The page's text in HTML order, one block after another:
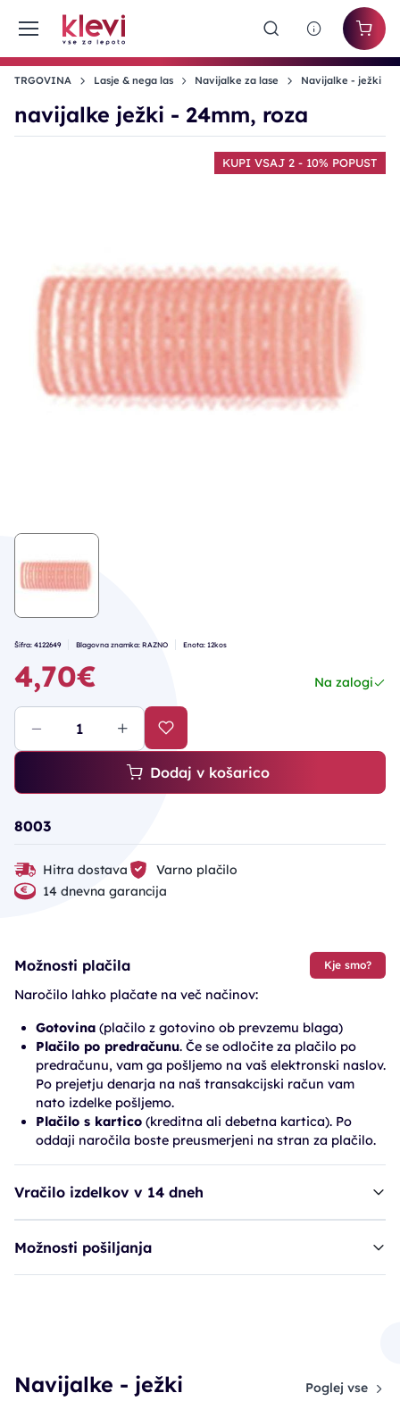
TRGOVINA Lasje & nega las Navijalke za lase Navijalke - ježki
navijalke ježki - 24mm, roza
KUPI VSAJ 2 - 10% POPUST
Šifra: 4122649 Blagovna znamka: RAZNO Enota: 12kos
4,70€ Na zalogi
Dodaj v košarico
8003
Hitra dostava
Varno plačilo
14 dnevna garancija
Možnosti plačila Kje smo?
Naročilo lahko plačate na več načinov:
Gotovina (plačilo z gotovino ob prevzemu blaga)
Plačilo po predračunu. Če se odločite za plačilo po
predračunu, vam ga pošljemo na vaš elektronski naslov.
Po prejetju denarja na naš transakcijski račun vam
nato izdelke pošljemo.
Plačilo s kartico (kreditna ali debetna kartica). Po
oddaji naročila boste preusmerjeni na stran za plačilo.
Vračilo izdelkov v 14 dneh
Možnosti pošiljanja
Navijalke - ježki Poglej vse